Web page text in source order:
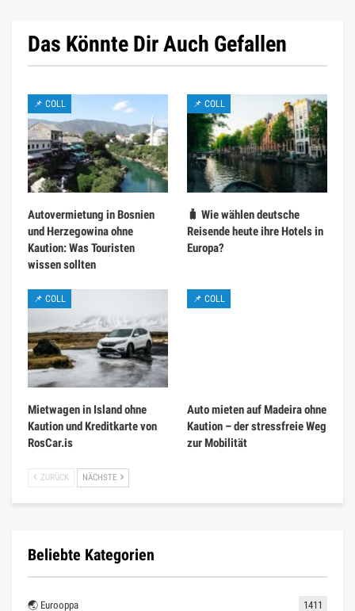
Das Könnte Dir Auch Gefallen
📌 COLL
Autovermietung in Bosnien
und Herzegowina ohne
Kaution: Was Touristen
wissen sollten
📌 COLL
🧳 Wie wählen deutsche
Reisende heute ihre Hotels in
Europa?
📌 COLL
Mietwagen in Island ohne
Kaution und Kreditkarte von
RosCar.is
📌 COLL
Auto mieten auf Madeira ohne
Kaution – der stressfreie Weg
zur Mobilität
ZURÜCK NÄCHSTE
Beliebte Kategorien
🌏 Eurooppa 1411